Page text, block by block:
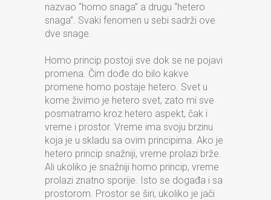
nazvao “homo snaga” a drugu “hetero
snaga”. Svaki fenomen u sebi sadrži ove
dve snage.
Homo princip postoji sve dok se ne pojavi
promena. Čim dođe do bilo kakve
promene homo postaje hetero. Svet u
kome živimo je hetero svet, zato mi sve
posmatramo kroz hetero aspekt, čak i
vreme i prostor. Vreme ima svoju brzinu
koja je u skladu sa ovim principima. Ako je
hetero princip snažniji, vreme prolazi brže.
Ali ukoliko je snažniji homo princip, vreme
prolazi znatno sporije. Isto se događa i sa
prostorom. Prostor se širi, ukoliko je jači